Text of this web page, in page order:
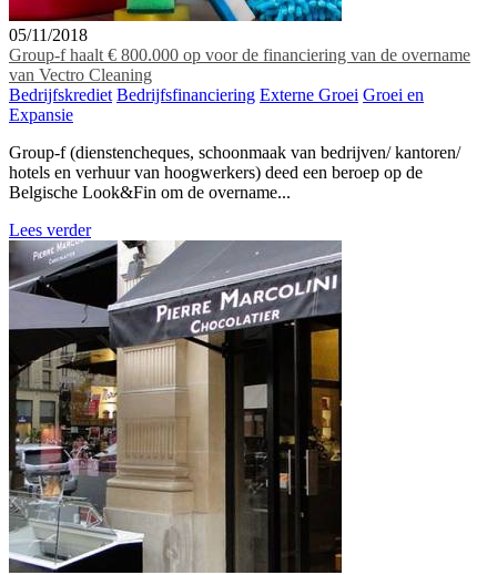
05/11/2018
Group-f haalt € 800.000 op voor de financiering van de overname
van Vectro Cleaning
Bedrijfskrediet Bedrijfsfinanciering Externe Groei Groei en
Expansie
Group-f (dienstencheques, schoonmaak van bedrijven/ kantoren/
hotels en verhuur van hoogwerkers) deed een beroep op de
Belgische Look&Fin om de overname...
Lees verder